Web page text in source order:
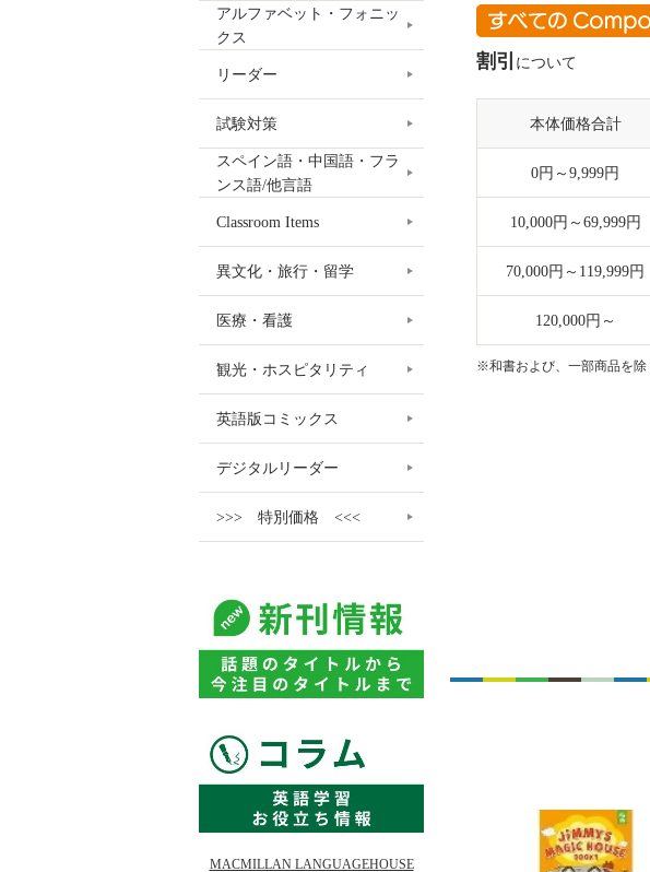
割引 について
本体価格合計
0円～9,999円
10,000円～69,999円
70,000円～119,999円
120,000円～
※和書および、一部商品を除
アルファベット・フォニッ
クス
リーダー
試験対策
スペイン語・中国語・フラ
ンス語/他言語
Classroom Items
異文化・旅行・留学
医療・看護
観光・ホスピタリティ
英語版コミックス
デジタルリーダー
>>> 特別価格 <<<
MACMILLAN LANGUAGEHOUSE